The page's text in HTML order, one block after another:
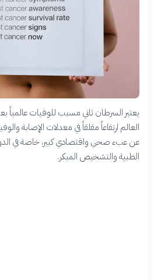
يعتبر السرطان ثاني مسبب للوفيات
العالم ارتفاعاً مقلقاً في معدلات الإصابة
عن عبء صحي واقتصادي كبير، خاصة في
الطبية والتشخيص المبكر.